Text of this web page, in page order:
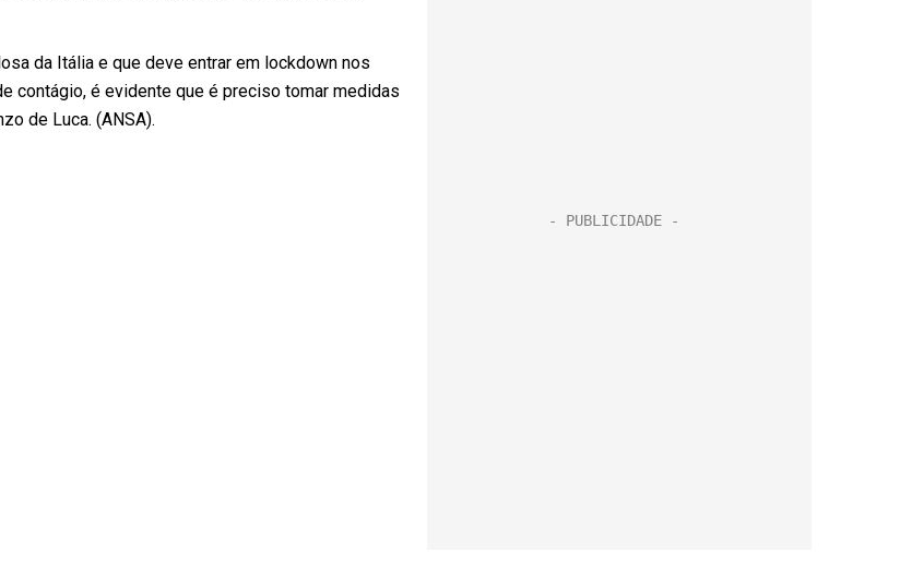
da Itália e que deve entrar em lockdown nos
contágio, é evidente que é preciso tomar medidas
de Luca. (ANSA).